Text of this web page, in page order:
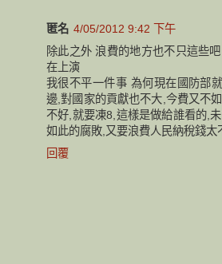
匿名 4/05/2012 9:42 下午
除此之外 浪費的地方也不只這些
在上演
我很不平一件事 為何現在國防部
邊,對國家的貢獻也不大,今費又不
不好,就要凍8,這樣是做給誰看的,
如此的腐敗,又要浪費人民納稅錢太
回覆